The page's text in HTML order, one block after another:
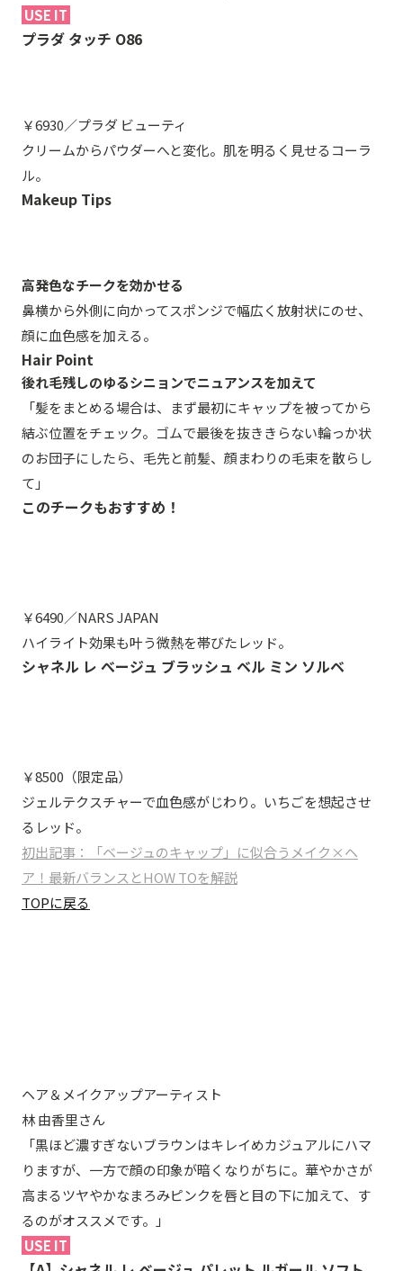
USE IT
プラダ タッチ O86
￥6930／プラダ ビューティ
クリームからパウダーへと変化。肌を明るく見せるコーラ
ル。
Makeup Tips
高発色なチークを効かせる
鼻横から外側に向かってスポンジで幅広く放射状にのせ、
顔に血色感を加える。
Hair Point
後れ毛残しのゆるシニョンでニュアンスを加えて
「髪をまとめる場合は、まず最初にキャップを被ってから
結ぶ位置をチェック。ゴムで最後を抜ききらない輪っか状
のお団子にしたら、毛先と前髪、顔まわりの毛束を散らし
て」
このチークもおすすめ！
￥6490／NARS JAPAN
ハイライト効果も叶う微熱を帯びたレッド。
シャネル レ べージュ ブラッシュ ベル ミン ソルベ
￥8500（限定品）
ジェルテクスチャーで血色感がじわり。いちごを想起させ
るレッド。
初出記事：「ベージュのキャップ」に似合うメイク×ヘ
ア！最新バランスとHOW TOを解説
TOPに戻る
ヘア＆メイクアップアーティスト
林 由香里さん
「黒ほど濃すぎないブラウンはキレイめカジュアルにハマ
りますが、一方で顔の印象が暗くなりがちに。華やかさが
高まるツヤやかなまろみピンクを唇と目の下に加えて、す
るのがオススメです。」
USE IT